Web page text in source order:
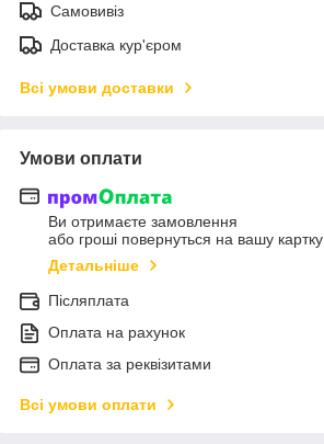
Самовивіз
Доставка кур'єром
Всі умови доставки
Умови оплати
Ви отримаєте замовлення
або гроші повернуться на вашу картку
Детальніше
Післяплата
Оплата на рахунок
Оплата за реквізитами
Всі умови оплати